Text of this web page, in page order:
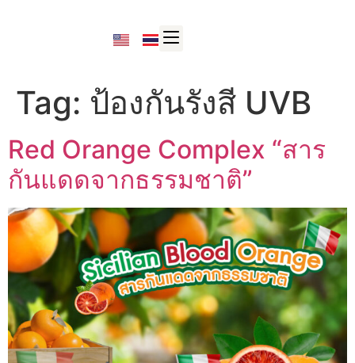
Tag: ป้องกันรังสี UVB
Red Orange Complex “สาร
กันแดดจากธรรมชาติ”